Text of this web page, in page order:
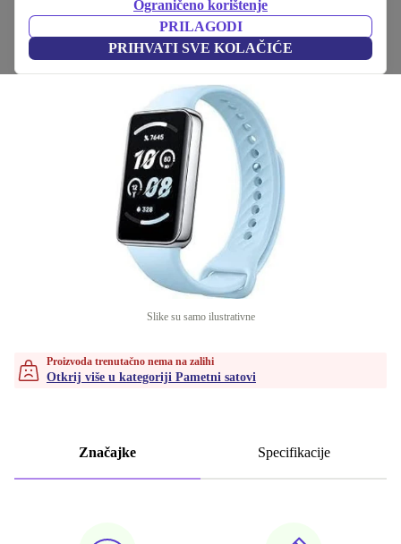
Ograničeno korištenje
PRILAGODI
PRIHVATI SVE KOLAČIĆE
plavi
(Prikupljanje recenzija)
Slike su samo ilustrativne
Proizvoda trenutačno nema na zalihi
Otkrij više u kategoriji Pametni satovi
Značajke Specifikacije